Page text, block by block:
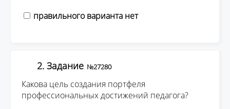
правильного варианта нет
2. Задание №27280
Какова цель создания портфеля
профессиональных достижений педагога?